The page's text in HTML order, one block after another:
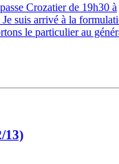
Crozatier de 19h30 à
suis arrivé à la
le particulier au
13)